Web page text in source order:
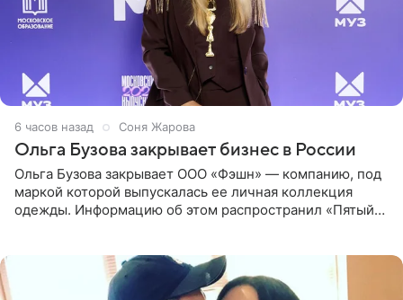
6 часов назад Соня Жарова
Ольга Бузова закрывает бизнес в России
Ольга Бузова закрывает ООО «Фэшн» — компанию, под
маркой которой выпускалась ее личная коллекция
одежды. Информацию об этом распространил «Пятый